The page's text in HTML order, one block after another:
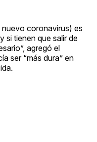
nuevo coronavirus) es
si tienen que salir de
agregó el
ser “más dura” en